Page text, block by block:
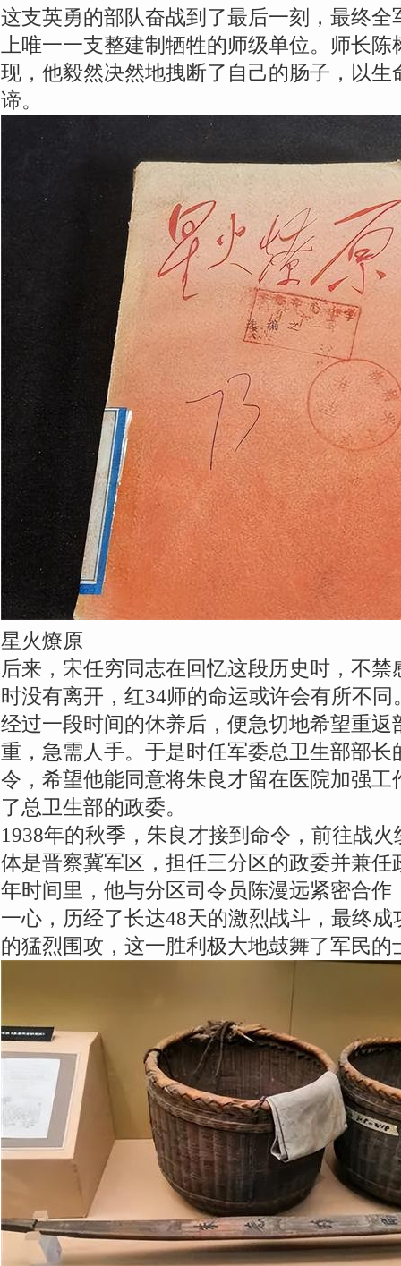
这支英勇的部队奋战到了最后一刻，最终
上唯一一支整建制牺牲的师级单位。师长陈
现，他毅然决然地拽断了自己的肠子，以
谛。
星火燎原
后来，宋任穷同志在回忆这段历史时，不禁
时没有离开，红34师的命运或许会有所不
经过一段时间的休养后，便急切地希望重
重，急需人手。于是时任军委总卫生部部
令，希望他能同意将朱良才留在医院加强
了总卫生部的政委。
1938年的秋季，朱良才接到命令，前往战
体是晋察冀军区，担任三分区的政委并兼
年时间里，他与分区司令员陈漫远紧密合
一心，历经了长达48天的激烈战斗，最终
的猛烈围攻，这一胜利极大地鼓舞了军民的